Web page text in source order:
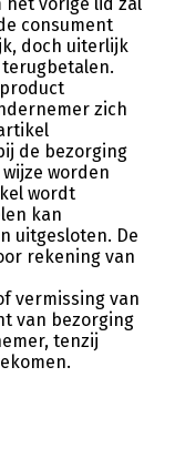
consument
doch uiterlijk
zich
de bezorging
worden
wordt
kan
uitgesloten. De
rekening van
vermissing van
van bezorging
tenzij